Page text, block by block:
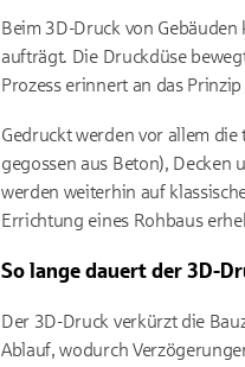
Beim 3D-Druck von
aufträgt. Die Druckdüse
Prozess erinnert an das
Gedruckt werden vor allem
gegossen aus Beton), Decken
werden weiterhin auf
Errichtung eines Rohbaus
So lange dauert der 3D-
Der 3D-Druck verkürzt die
Ablauf, wodurch